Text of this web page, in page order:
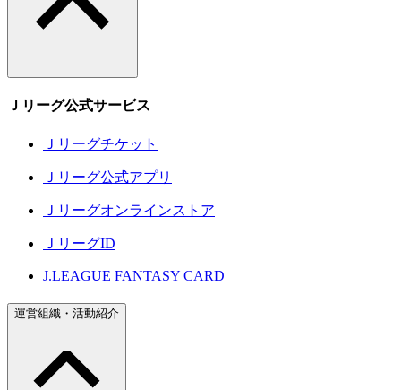
Ｊリーグ公式サービス
Ｊリーグチケット
Ｊリーグ公式アプリ
Ｊリーグオンラインストア
ＪリーグID
J.LEAGUE FANTASY CARD
運営組織・活動紹介